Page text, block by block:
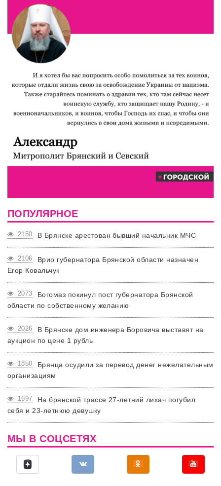
ПОПУЛЯРНОЕ
2150 В Брянске арестован бывший начальник МЧС
2106
Врио губернатора Брянской области назначен
Егор Ковальчук
2073
Богомаз покинул пост губернатора Брянской
области по собственному желанию
2026
В Брянске дом инженера Боровича выставят на
аукцион по цене 1 рубль
1850
Брянца осудили за перевод денег нежелательным
организациям
1697
На брянской трассе 27-летний лихач погубил
себя и 23-летнюю девушку
МЫ В СОЦСЕТЯХ